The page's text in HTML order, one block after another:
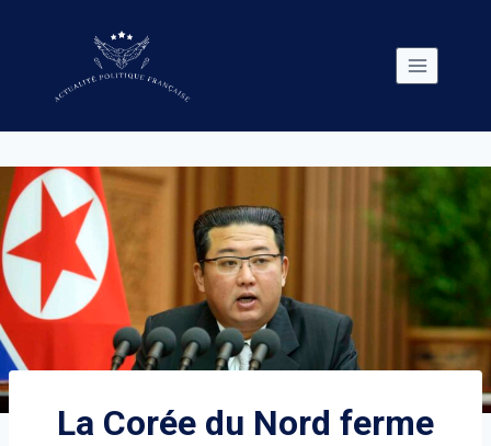
La Corée du Nord ferme